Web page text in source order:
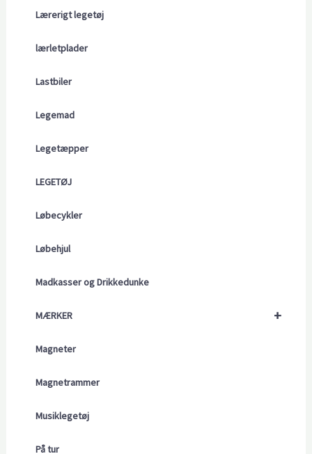
Lærerigt legetøj
lærletplader
Lastbiler
Legemad
Legetæpper
LEGETØJ
Løbecykler
Løbehjul
Madkasser og Drikkedunke
+
MÆRKER
Magneter
Magnetrammer
Musiklegetøj
På tur